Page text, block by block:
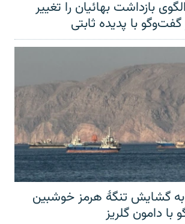
بازداشت بهائیان را تغییر
با پدیده ثابتی
به گشایش تنگهٔ هرمز خوشبین
با دامون گلریز